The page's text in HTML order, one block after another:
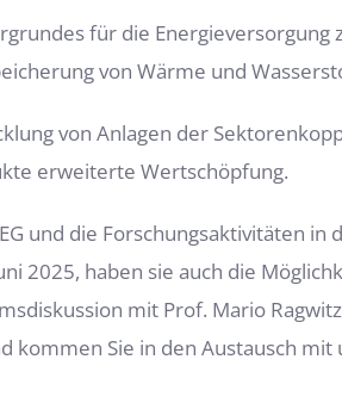
für die
von Wärme und
von Anlagen der
erweiterte Wertschöpfung.
und die Forschungsaktivitäten
2025, haben sie auch die
mit Prof. Mario
kommen Sie in den Austausch